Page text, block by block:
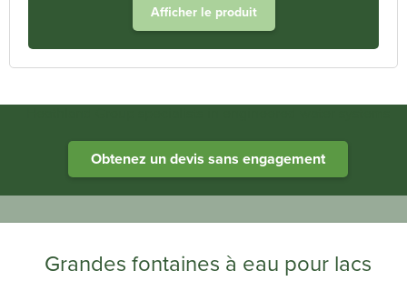
Afficher le produit
Obtenez un devis sans engagement
Grandes fontaines à eau pour lacs